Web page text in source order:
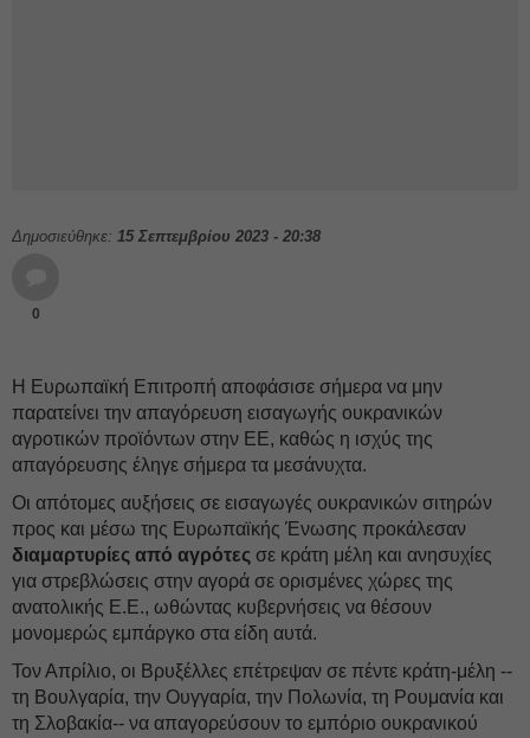
Δημοσιεύθηκε: 15 Σεπτεμβρίου 2023 - 20:38
0
Η Ευρωπαϊκή Επιτροπή αποφάσισε σήμερα να μην
παρατείνει την απαγόρευση εισαγωγής ουκρανικών
αγροτικών προϊόντων στην ΕΕ, καθώς η ισχύς της
απαγόρευσης έληγε σήμερα τα μεσάνυχτα.
Οι απότομες αυξήσεις σε εισαγωγές ουκρανικών σιτηρών
προς και μέσω της Ευρωπαϊκής Ένωσης προκάλεσαν
διαμαρτυρίες από αγρότες σε κράτη μέλη και ανησυχίες
για στρεβλώσεις στην αγορά σε ορισμένες χώρες της
ανατολικής Ε.Ε., ωθώντας κυβερνήσεις να θέσουν
μονομερώς εμπάργκο στα είδη αυτά.
Τον Απρίλιο, οι Βρυξέλλες επέτρεψαν σε πέντε κράτη-μέλη --
τη Βουλγαρία, την Ουγγαρία, την Πολωνία, τη Ρουμανία και
τη Σλοβακία-- να απαγορεύσουν το εμπόριο ουκρανικού